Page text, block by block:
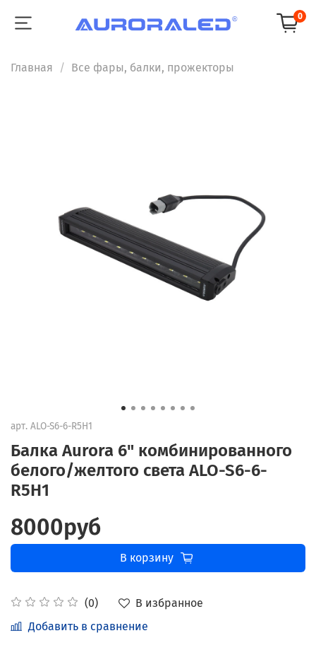
0
Главная Все фары, балки, прожекторы
арт. ALO-S6-6-R5H1
Балка Aurora 6" комбинированного
белого/желтого света ALO-S6-6-
R5H1
(0)
В избранное
Добавить в сравнение
8000руб
В корзину